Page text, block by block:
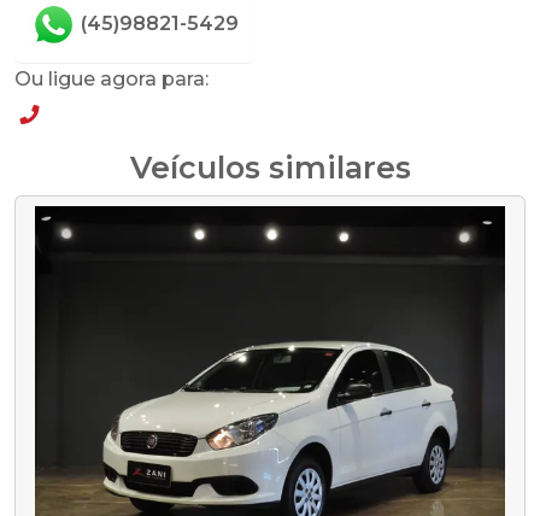
(45)98821-5429
Ou ligue agora para:
Veículos similares